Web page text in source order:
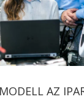
AZ